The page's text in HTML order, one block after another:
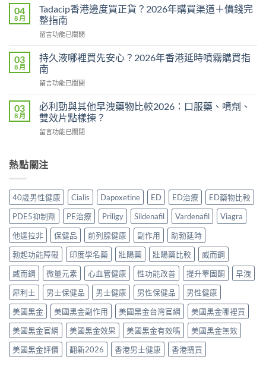
真
相：
有
用
是
心
作
2026
香
港
實
測
價〉
中
而
鋼
副
作
完
整
分
析
常
見
作
全
方
法
與
正
貨
購
買
指
南〉
中
04
8 月
Tadacip香港邊度買正貨？2026年購買渠道＋價錢完
整指南
在
香
港
邊
度
正
貨？
2026
年
渠
價
錢
完
整
指
南〉
中
留言功能已關閉
03
8 月
持久液哪裡買先安心？2026年香港延時噴霧購買指
南
在
久
液
哪
裡
安
年
香
港
延
時
噴
霧
購
指
南〉
中
留言功能已關閉
03
8 月
必利勁與其他早洩藥物比較2026：口服藥、噴劑、
雙效片點樣揀？
在
勁
與
他
早
洩
藥
物
比
較
2026：
服
藥、
噴
劑、
雙
效
片
點
留言功能已關閉
熱點關注
40歲男性健康 Cialis Dapoxetine ED ED治療
ED藥物比較
PDE5抑制劑
PE治療 Priligy Sildenafil Vardenafil
Viagra
他達拉非
保健品 前列腺健康 副作用
助勃延時
勃起功能障礙
印度學名藥 壯陽藥 壯陽藥比較
威而鋼
威而鋼
微量元素 心血管健康 性功能改善 提升睪固酮
早洩
犀利士
男士保健品 男士健康 男性保健品
男性健康
美國黑金
美國黑金副作用 美國黑金台灣官網
美國黑金哪裡買
美國黑金官網
美國黑金效果 美國黑金有效嗎
美國黑金無效
美國黑金評價
翻新2026 香港男士健康 香港購買